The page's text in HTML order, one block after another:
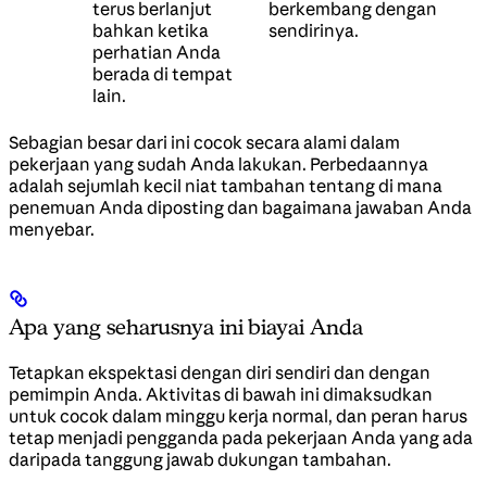
terus berlanjut
bahkan ketika
perhatian Anda
berada di tempat
lain.
berkembang dengan
sendirinya.
Sebagian besar dari ini cocok secara alami dalam
pekerjaan yang sudah Anda lakukan. Perbedaannya
adalah sejumlah kecil niat tambahan tentang di mana
penemuan Anda diposting dan bagaimana jawaban Anda
menyebar.
Apa yang seharusnya ini biayai Anda
Tetapkan ekspektasi dengan diri sendiri dan dengan
pemimpin Anda. Aktivitas di bawah ini dimaksudkan
untuk cocok dalam minggu kerja normal, dan peran harus
tetap menjadi pengganda pada pekerjaan Anda yang ada
daripada tanggung jawab dukungan tambahan.